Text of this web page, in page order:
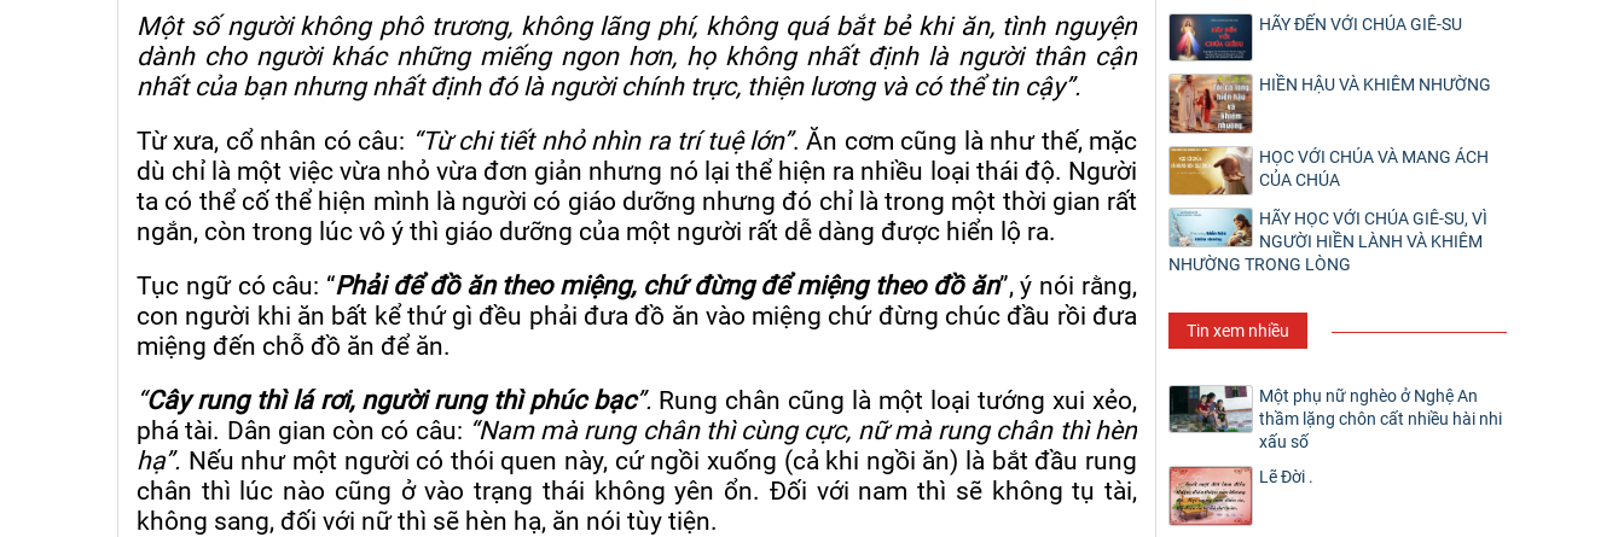
Một số người không phô trương, không lãng phí, không quá bắt bẻ khi ăn, tình nguyện
dành cho người khác những miếng ngon hơn, họ không nhất định là người thân cận
nhất của bạn nhưng nhất định đó là người chính trực, thiện lương và có thể tin cậy”.
Từ xưa, cổ nhân có câu: “Từ chi tiết nhỏ nhìn ra trí tuệ lớn”. Ăn cơm cũng là như thế, mặc
dù chỉ là một việc vừa nhỏ vừa đơn giản nhưng nó lại thể hiện ra nhiều loại thái độ. Người
ta có thể cố thể hiện mình là người có giáo dưỡng nhưng đó chỉ là trong một thời gian rất
ngắn, còn trong lúc vô ý thì giáo dưỡng của một người rất dễ dàng được hiển lộ ra.
Tục ngữ có câu: “Phải để đồ ăn theo miệng, chứ đừng để miệng theo đồ ăn”, ý nói rằng,
con người khi ăn bất kể thứ gì đều phải đưa đồ ăn vào miệng chứ đừng chúc đầu rồi đưa
miệng đến chỗ đồ ăn để ăn.
“Cây rung thì lá rơi, người rung thì phúc bạc”. Rung chân cũng là một loại tướng xui xẻo,
phá tài. Dân gian còn có câu: “Nam mà rung chân thì cùng cực, nữ mà rung chân thì hèn
hạ”. Nếu như một người có thói quen này, cứ ngồi xuống (cả khi ngồi ăn) là bắt đầu rung
chân thì lúc nào cũng ở vào trạng thái không yên ổn. Đối với nam thì sẽ không tụ tài,
không sang, đối với nữ thì sẽ hèn hạ, ăn nói tùy tiện.
HÃY ĐẾN VỚI CHÚA GIÊ-SU
HIỀN HẬU VÀ KHIÊM NHƯỜNG
HỌC VỚI CHÚA VÀ MANG ÁCH
CỦA CHÚA
HÃY HỌC VỚI CHÚA GIÊ-SU, VÌ
NGƯỜI HIỀN LÀNH VÀ KHIÊM
NHƯỜNG TRONG LÒNG
Tin xem nhiều
Một phụ nữ nghèo ở Nghệ An
thầm lặng chôn cất nhiều hài nhi
xấu số
Lẽ Đời .